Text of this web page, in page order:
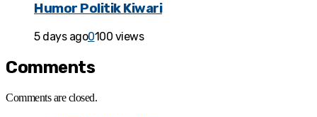
Humor Politik Kiwari
5 days ago0100 views
Comments
Comments are closed.